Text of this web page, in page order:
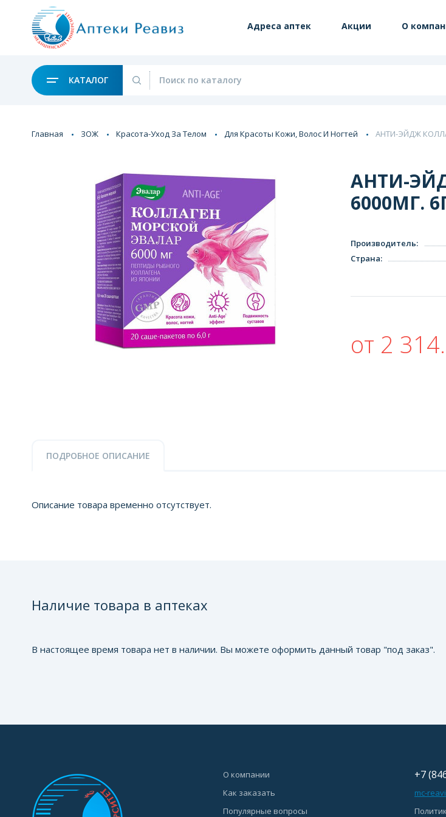
Адреса аптек Акции О
КАТАЛОГ
Главная ЗОЖ Красота-Уход За Телом Для Красоты Кожи, Волос И Ногтей АНТИ-ЭЙДЖ
АНТИ-
6000МГ.
Производитель:
Страна:
от 2
ПОДРОБНОЕ ОПИСАНИЕ
Описание товара временно отсутствует.
Наличие товара в аптеках
В настоящее время товара нет в наличии. Вы можете оформить данный товар "под заказ".
О компании
Как заказать
Популярные вопросы
+7
mc-